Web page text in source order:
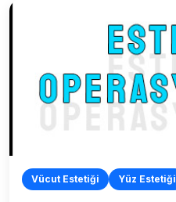
Vücut Estetiği Yüz Estetiği